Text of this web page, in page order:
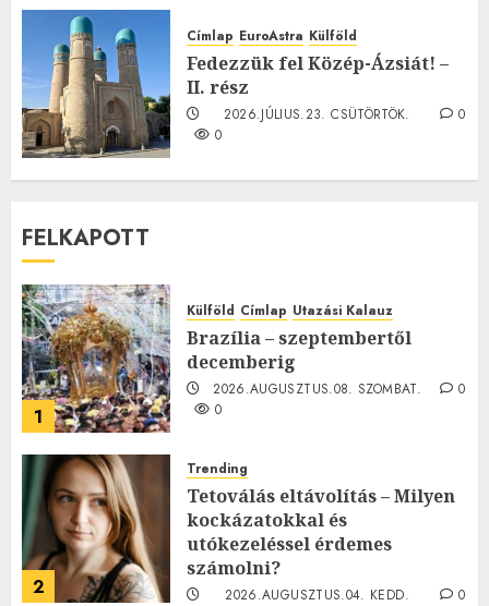
2026.JÚLIUS.23. CSÜTÖRTÖK.
0
Címlap EuroAstra Külföld
Fedezzük fel Közép-Ázsiát! –
II. rész
2026.JÚLIUS.23. CSÜTÖRTÖK.
0
0
FELKAPOTT
1
Külföld Címlap Utazási Kalauz
Brazília – szeptembertől
decemberig
2026.AUGUSZTUS.08. SZOMBAT.
0
0
2
Trending
Tetoválás eltávolítás – Milyen
kockázatokkal és
utókezeléssel érdemes
számolni?
2026.AUGUSZTUS.04. KEDD.
0